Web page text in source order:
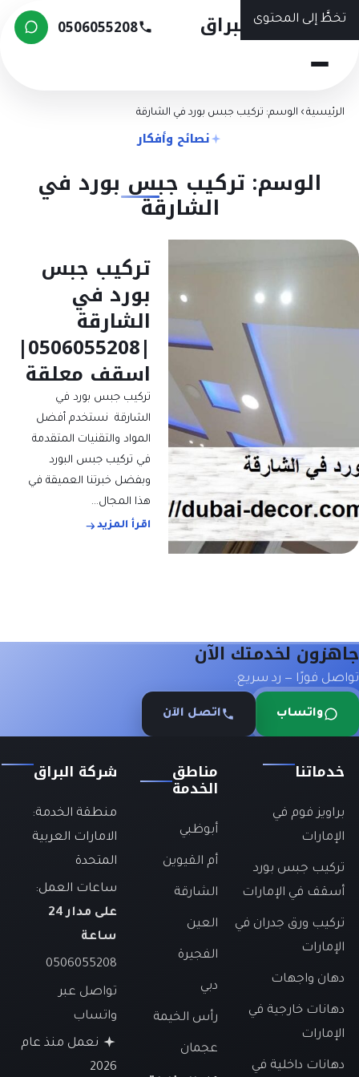
تخطَّ إلى المحتوى
شركة البراق 0506055208
الرئيسية › الوسم: تركيب جبس بورد في الشارقة
نصائح وأفكار
الوسم: تركيب جبس بورد في
الشارقة
تركيب جبس
بورد في
الشارقة
|0506055208|
اسقف معلقة
تركيب جبس بورد في
الشارقة نستخدم أفضل
المواد والتقنيات المتقدمة
في تركيب جبس البورد
وبفضل خبرتنا العميقة في
هذا المجال…
اقرأ المزيد
جاهزون لخدمتك الآن
تواصل فورًا — رد سريع.
واتساب اتصل الآن
خدماتنا
براويز فوم في
الإمارات
تركيب جبس بورد
أسقف في الإمارات
تركيب ورق جدران في
الإمارات
دهان واجهات
دهانات خارجية في
الإمارات
دهانات داخلية في
مناطق
الخدمة
أبوظبي
أم القيوين
الشارقة
العين
الفجيرة
دبي
رأس الخيمة
عجمان
شركة البراق
منطقة الخدمة:
الامارات العربية
المتحدة
ساعات العمل:
على مدار 24
ساعة
0506055208
تواصل عبر
واتساب
نعمل منذ عام
2026